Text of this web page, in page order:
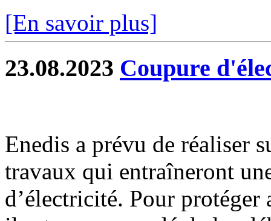
[En savoir plus]
23.08.2023 Coupure
Enedis a prévu de réaliser
travaux qui entraîneront
d’électricité. Pour protéger